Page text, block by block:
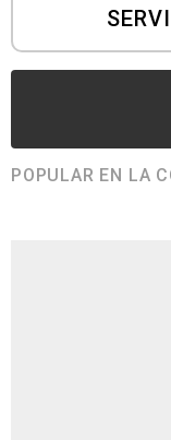
POPULAR EN LA